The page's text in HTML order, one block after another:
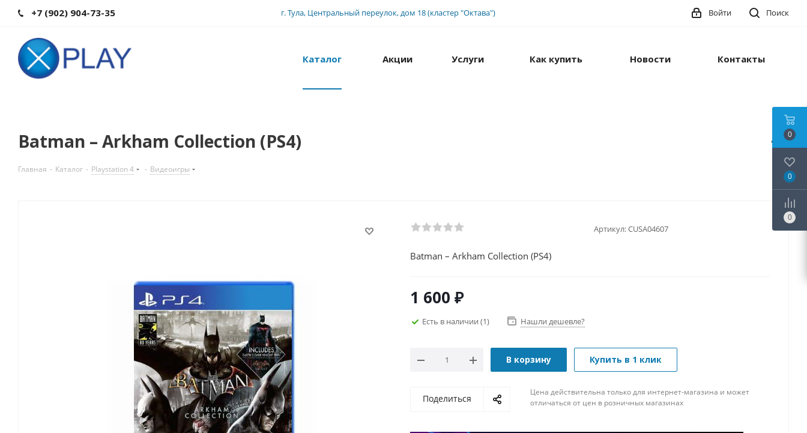
+7 (902) 904-73-35 г. Тула, Центральный переулок, дом 18 (кластер "Октава") Поиск
Войти
Каталог Акции Услуги Как купить Новости Контакты
Batman – Arkham Collection (PS4)
Главная - Каталог - Playstation 4 - Видеоигры
Артикул:CUSA04607
Batman – Arkham Collection (PS4)
1 600 ₽
Есть в наличии (1) Нашли дешевле?
В корзину Купить в 1 клик
Поделиться
Цена действительна только для интернет-магазина и может
отличаться от цен в розничных магазинах
0
0
0